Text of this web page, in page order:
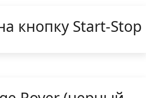
кнопку Start-Stop